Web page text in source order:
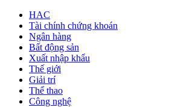
HAC
Tài chính chứng khoán
Ngân hàng
Bất động sản
Xuất nhập khẩu
Thế giới
Giải trí
Thể thao
Công nghệ